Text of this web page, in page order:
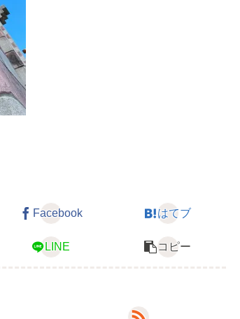
Facebook はてブ
LINE コピー